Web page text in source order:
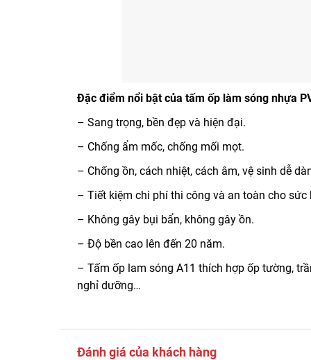
Đặc điểm nổi bật của tấm ốp làm sóng nhựa
– Sang trọng, bền đẹp và hiện đại.
– Chống ẩm mốc, chống mối mọt.
– Chống ồn, cách nhiệt, cách âm, vệ sinh dễ
– Tiết kiệm chi phí thi công và an toàn cho sức
– Không gây bụi bẩn, không gây ồn.
– Độ bền cao lên đến 20 năm.
– Tấm ốp lam sóng A11 thích hợp ốp tường,
nghỉ dưỡng…
Đánh giá của khách hàng